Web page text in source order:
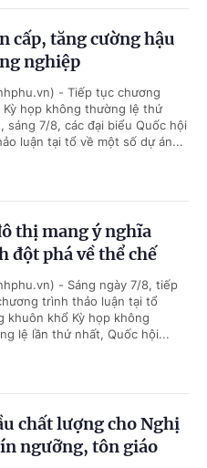
cấp, tăng cường hậu
nghiệp
- Tiếp tục chương
họp không thường lệ thứ
sáng 7/8, các đại biểu Quốc hội
luận tại tổ về một số dự án...
thị mang ý nghĩa
đột phá về thể chế
- Sáng ngày 7/8, tiếp
trình thảo luận tại tổ
khuôn khổ Kỳ họp không
lệ lần thứ nhất, Quốc hội...
chất lượng cho Nghị
ngưỡng, tôn giáo